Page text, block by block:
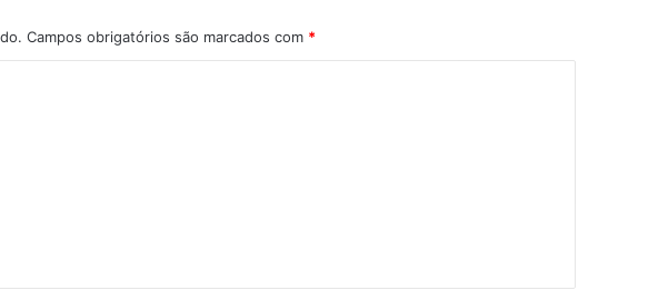
Campos obrigatórios são marcados com *